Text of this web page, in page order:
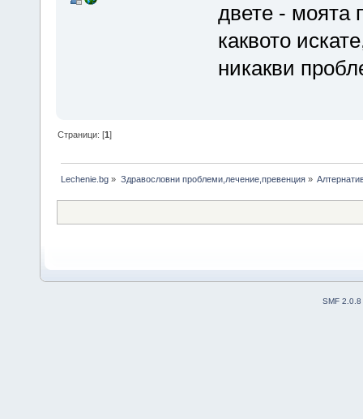
двете - моята
каквото
никакви
Страници: [1]
Lechenie.bg » Здравословни проблеми,лечение,превенция»
SMF 2.0.8